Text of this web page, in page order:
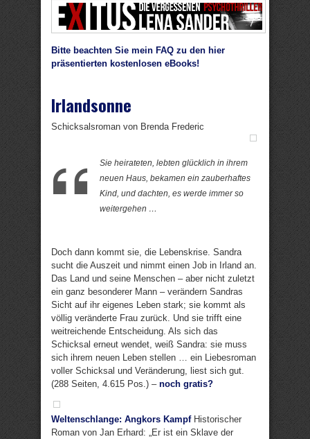
Bitte beachten Sie mein FAQ zu den hier
präsentierten kostenlosen eBooks!
Irlandsonne
Schicksalsroman von Brenda Frederic
Sie heirateten, lebten glücklich in ihrem
neuen Haus, bekamen ein zauberhaftes
Kind, und dachten, es werde immer so
weitergehen …
Doch dann kommt sie, die Lebenskrise. Sandra
sucht die Auszeit und nimmt einen Job in Irland an.
Das Land und seine Menschen – aber nicht zuletzt
ein ganz besonderer Mann – verändern Sandras
Sicht auf ihr eigenes Leben stark; sie kommt als
völlig veränderte Frau zurück. Und sie trifft eine
weitreichende Entscheidung. Als sich das
Schicksal erneut wendet, weiß Sandra: sie muss
sich ihrem neuen Leben stellen … ein Liebesroman
voller Schicksal und Veränderung, liest sich gut.
(288 Seiten, 4.615 Pos.) – noch gratis?
Weltenschlange: Angkors KampfHistorischer
Roman von Jan Erhard: „Er ist ein Sklave der